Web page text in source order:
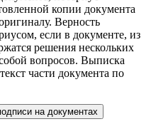
копии документа
Верность
если в документе, из
решения нескольких
вопросов. Выписка
части документа по
на документах